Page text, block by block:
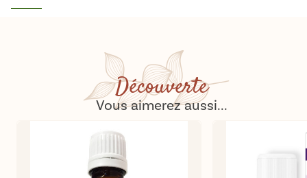
Découverte
Vous aimerez aussi...